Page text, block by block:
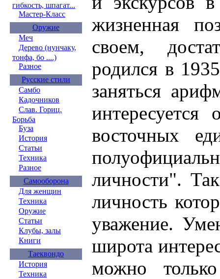
гибкость, шпагат...
Мастер-Класс
Оружие
Меч
Дерево (нунчаку,
тонфа, бо ....)
Разное
Русские стили
Самбо
Кадочников
Слав. Гориц.
Борьба
Буза
История
Статьи
Техника
Разное
Самооборона
Для женщин
Техника
Оружие
Статьи
Клубы, залы
Книги
Таеквондо
История
Техника
жизненная
своем,
родился в
заняться
восточных
личности".
личность
уважение.
широта
можно